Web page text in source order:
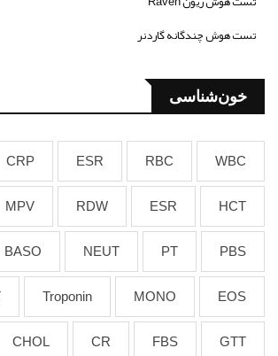
تست هوش چندگانه گاردنر
خون‌شناسی
WBC
RBC
ESR
CRP
HCT
ESR
RDW
MPV
PBS
PT
NEUT
BASO
EOS
MONO
Troponin
GTT
FBS
CR
CHOL